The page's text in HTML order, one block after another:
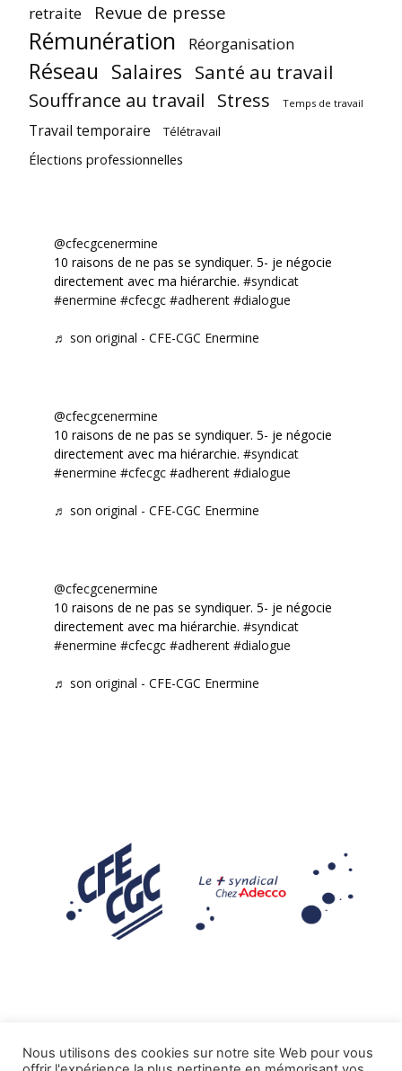
retraite Revue de presse
Rémunération Réorganisation
Réseau Salaires Santé au travail
Souffrance au travail Stress Temps de travail
Travail temporaire Télétravail
Élections professionnelles
@cfecgcenermine
10 raisons de ne pas se syndiquer. 5- je négocie
directement avec ma hiérarchie. #syndicat
#enermine #cfecgc #adherent #dialogue
♬ son original - CFE-CGC Enermine
@cfecgcenermine
10 raisons de ne pas se syndiquer. 5- je négocie
directement avec ma hiérarchie. #syndicat
#enermine #cfecgc #adherent #dialogue
♬ son original - CFE-CGC Enermine
@cfecgcenermine
10 raisons de ne pas se syndiquer. 5- je négocie
directement avec ma hiérarchie. #syndicat
#enermine #cfecgc #adherent #dialogue
♬ son original - CFE-CGC Enermine
Nous utilisons des cookies sur notre site Web pour vous